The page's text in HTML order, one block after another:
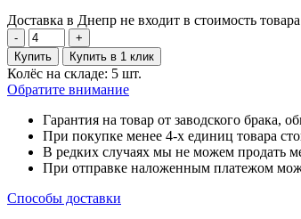
Доставка в Днепр не входит в стоимость товара
-
+
Купить
Купить в 1 клик
Колёс на складе: 5 шт.
Обратите внимание
Гарантия на товар от заводского брака,
При покупке менее 4-х единиц товара
В редких случаях мы не можем продать
При отправке наложенным платежом
Способы доставки